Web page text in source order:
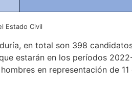
Estado Civil
en total son 398
estarán en los períodos
hombres en representación de